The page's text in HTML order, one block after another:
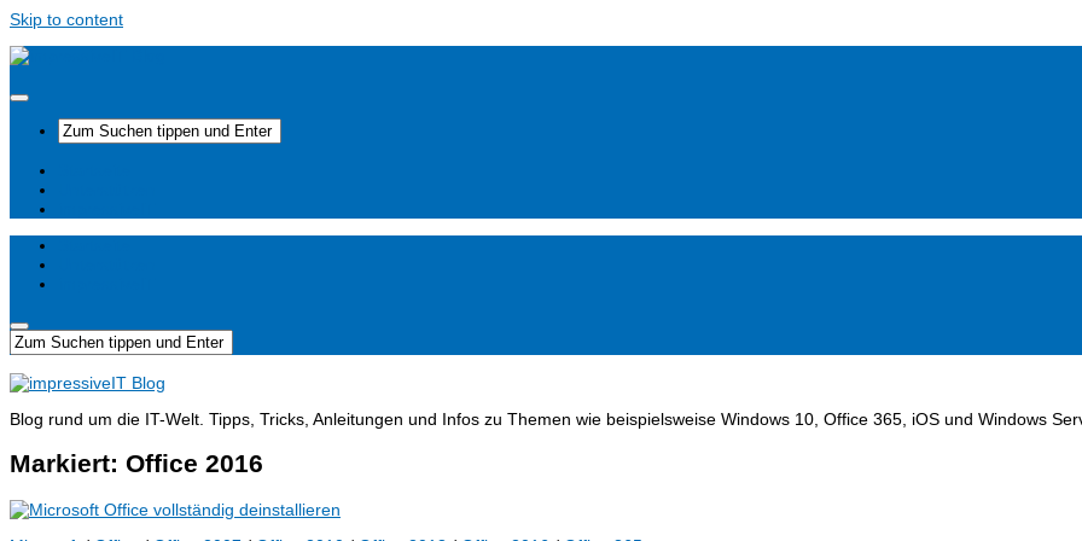
Skip to content
Blog rund um die IT-Welt. Tipps, Tricks, Anleitungen und Infos zu Themen wie beispielsweise Windows 10, Office 365, iOS und Windows
Markiert: Office 2016